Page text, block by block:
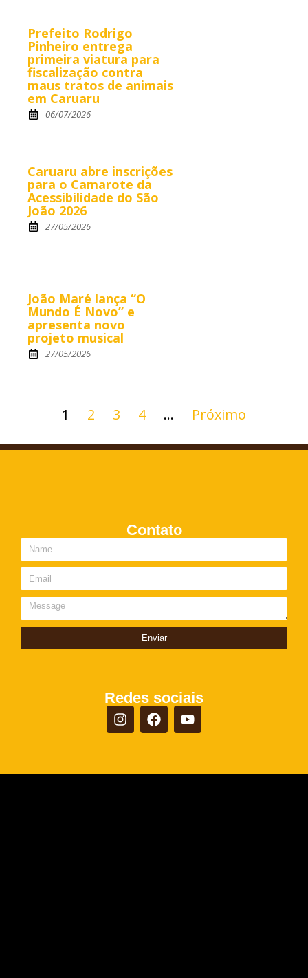
Prefeito Rodrigo
Pinheiro entrega
primeira viatura para
fiscalização contra
maus tratos de animais
em Caruaru
06/07/2026
Caruaru abre inscrições
para o Camarote da
Acessibilidade do São
João 2026
27/05/2026
João Maré lança “O
Mundo É Novo” e
apresenta novo
projeto musical
27/05/2026
1 2 3 4 … Próximo
Contato
Enviar
Redes sociais